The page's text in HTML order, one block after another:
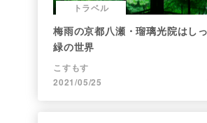
トラベル
梅雨の京都八瀬・瑠璃光院はし
緑の世界
こすもす
2021/05/25